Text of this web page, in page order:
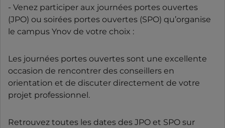
- Venez participer aux journées portes ouvertes
(JPO) ou soirées portes ouvertes (SPO) qu’organise
le campus Ynov de votre choix :
Les journées portes ouvertes sont une excellente
occasion de rencontrer des conseillers en
orientation et de discuter directement de votre
projet professionnel.
Retrouvez toutes les dates des JPO et SPO sur